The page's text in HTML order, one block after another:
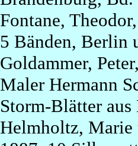
Fontane,
5 Bänden, Berlin
Goldammer,
Maler Hermann
Storm-Blätter
Helmholtz, Marie